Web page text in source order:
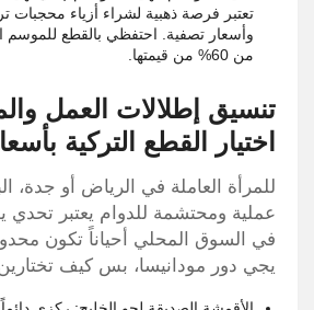
تعتبر فرصة ذهبية لشراء أزياء محجبات
وأسعار تصفية. احتفظي بالقطع للموسم
من 60% من قيمتها.
تنسيق إطلالات العمل
اختيار القطع التركية
للمرأة العاملة في الرياض أو
عملية ومحتشمة للدوام يعتبر تحدي
في السوق المحلي أحياناً تكون
يجي دور مودانيسا، بس كيف